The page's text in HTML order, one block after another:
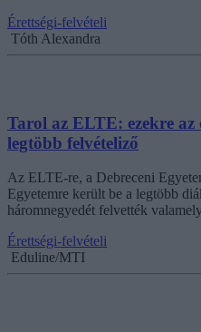
Érettségi-felvételi
Tóth Alexandra
Tarol az ELTE: ezekre az
legtöbb felvételiző
Az ELTE-re, a Debreceni
Egyetemre került be a legtöbb
háromnegyedét felvették
Érettségi-felvételi
Eduline/MTI